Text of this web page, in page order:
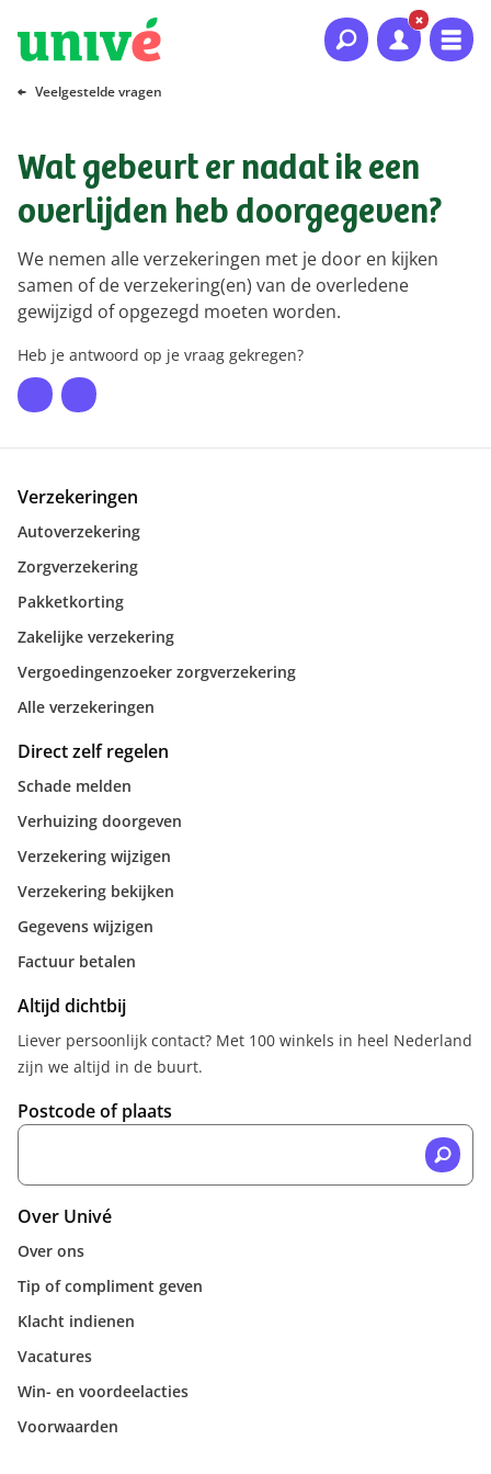
Naar hoofdinhoud
Naar hoofdnavigatie
Naar footer
Veelgestelde vragen
Wat gebeurt er nadat ik een
overlijden heb doorgegeven?
We nemen alle verzekeringen met je door en kijken
samen of de verzekering(en) van de overledene
gewijzigd of opgezegd moeten worden.
Heb je antwoord op je vraag gekregen?
Verzekeringen
Autoverzekering
Zorgverzekering
Pakketkorting
Zakelijke verzekering
Vergoedingenzoeker zorgverzekering
Alle verzekeringen
Direct zelf regelen
Schade melden
Verhuizing doorgeven
Verzekering wijzigen
Verzekering bekijken
Gegevens wijzigen
Factuur betalen
Altijd dichtbij
Liever persoonlijk contact? Met 100 winkels in heel Nederland
zijn we altijd in de buurt.
Postcode of plaats
Over Univé
Over ons
Tip of compliment geven
Klacht indienen
Vacatures
Win- en voordeelacties
Voorwaarden